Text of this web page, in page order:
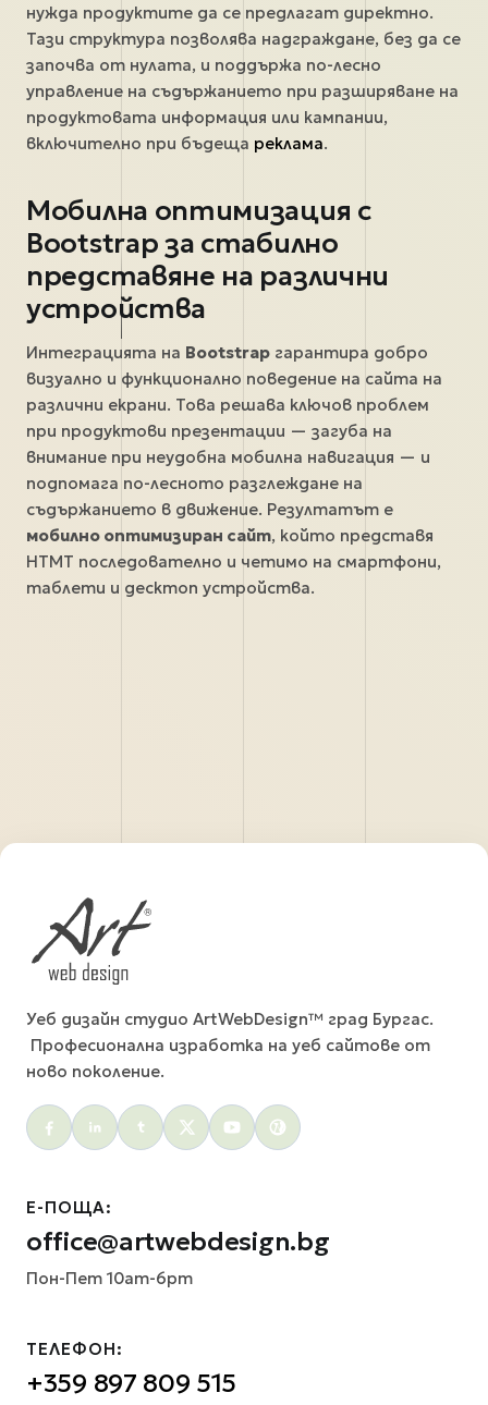
нужда продуктите да се предлагат директно.
Тази структура позволява надграждане, без да се
започва от нулата, и поддържа по-лесно
управление на съдържанието при разширяване на
продуктовата информация или кампании,
включително при бъдеща реклама.
Мобилна оптимизация с
Bootstrap за стабилно
представяне на различни
устройства
Интеграцията на Bootstrap гарантира добро
визуално и функционално поведение на сайта на
различни екрани. Това решава ключов проблем
при продуктови презентации — загуба на
внимание при неудобна мобилна навигация — и
подпомага по-лесното разглеждане на
съдържанието в движение. Резултатът е
мобилно оптимизиран сайт, който представя
HTMT последователно и четимо на смартфони,
таблети и десктоп устройства.
Уеб дизайн студио ArtWebDesign™ град Бургас.
Професионална изработка на уеб сайтове от
ново поколение.
Social menu
Е-ПОЩА:
office@artwebdesign.bg
Пон-Пет 10am-6pm
ТЕЛЕФОН:
+359 897 809 515